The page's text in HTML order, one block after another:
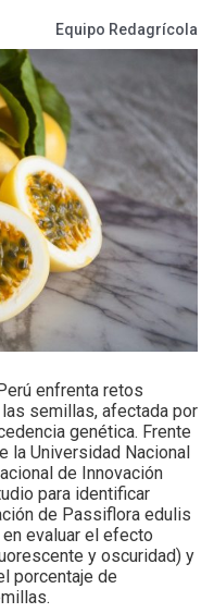
Equipo Redagrícola
enfrenta retos
semillas, afectada por
genética. Frente
la Universidad Nacional
de Innovación
para identificar
de Passiflora edulis
evaluar el efecto
y oscuridad) y
porcentaje de